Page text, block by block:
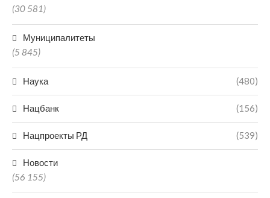
(30 581)
Муниципалитеты
(5 845)
Наука (480)
Нацбанк (156)
Нацпроекты РД (539)
Новости
(56 155)